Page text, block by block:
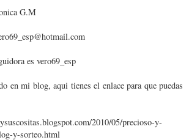
G.M
es vero69_esp
en mi blog, aqui tienes el enlace para que puedas
2010/05/precioso-y-
y-sorteo.html